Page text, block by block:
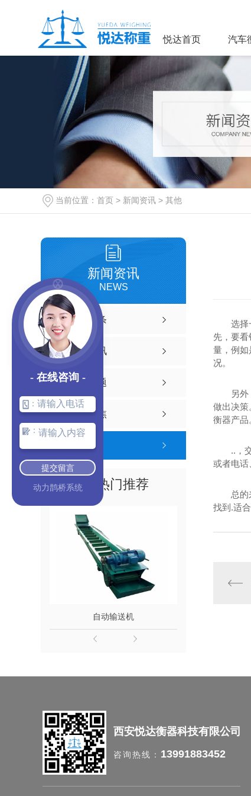
悦达首页 汽车
当前位置： 首页 > 新闻资讯 > 其他
新闻资讯
NEWS
公司头条
行业资讯
常见问题
时事聚焦
热门推荐
自动输送机
选择
先，要
量，例
况。
另
做出决
衡器产品
..，
或者电话
总
找到.适
西安悦达衡器科技有限公司
咨询热线： 13991883452
- 在线咨询 -
：
：
提交留言
动力鹊桥系统